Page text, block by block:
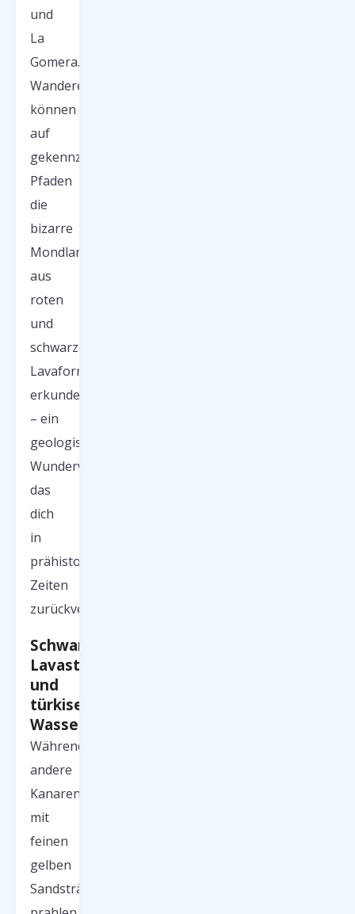
und
La
Gomera.
Wanderer
können
auf
gekennzeichneten
Pfaden
die
bizarre
Mondlandschaft
aus
roten
und
schwarzen
Lavaformationen
erkunden
– ein
geologisches
Wunderwerk,
das
dich
in
prähistorische
Zeiten
zurückversetzt.
Schwarze
Lavastrände
und
türkises
Wasser
Während
andere
Kanaren
mit
feinen
gelben
Sandstränden